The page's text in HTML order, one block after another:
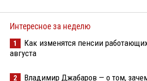
Интересное за неделю
1
Как изменятся пенсии
августа
2 Владимир Джабаров — о том,